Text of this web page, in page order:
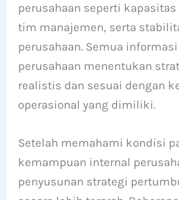
perusahaan seperti
tim manajemen, serta
perusahaan. Semua
perusahaan menentukan
realistis dan sesuai dengan
operasional yang dimiliki.
Setelah memahami kondisi
kemampuan internal
penyusunan strategi